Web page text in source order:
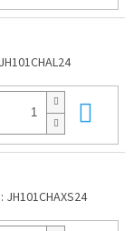
JH101CHAL24
JH101CHAXS24